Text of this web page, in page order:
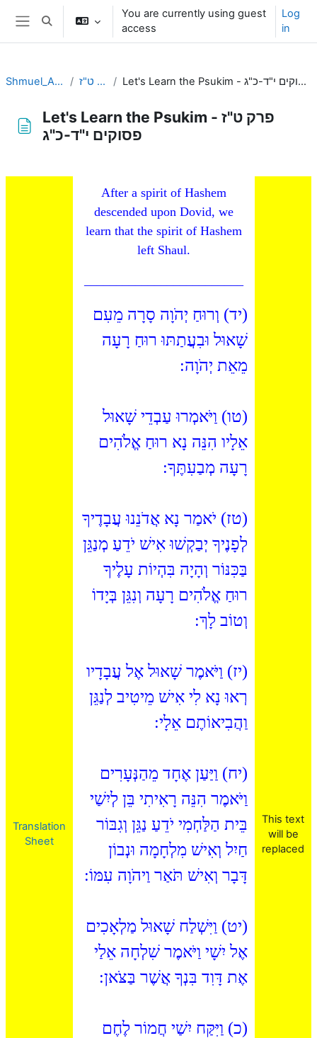
Skip to main content
Side panel
Toggle search input
You are currently using guest
access
Log
in
Shmuel_Aleph פרק ט"ז Let's Learn the Psukim - פרק ט"ז פסוקים י"ד-כ"ג
Let's Learn the Psukim - פרק ט"ז
פסוקים י"ד-כ"ג
Translation
Sheet
After a spirit of Hashem
descended upon Dovid, we
learn that the spirit of Hashem
left Shaul.
(יד) וְרוּחַ יְהֹוָה סָרָה מֵעִם
שָׁאוּל וּבִעֲתַתּוּ רוּחַ רָעָה
מֵאֵת יְהֹוָה:
(טו) וַיֹּאמְרוּ עַבְדֵי שָׁאוּל
אֵלָיו הִנֵּה נָא רוּחַ אֱלֹהִים
רָעָה מְבַעִתֶּךָ:
(טז) יֹאמַר נָא אֲדֹנֵנוּ עֲבָדֶיךָ
לְפָנֶיךָ יְבַקְשׁוּ אִישׁ יֹדֵעַ מְנַגֵּן
בַּכִּנּוֹר וְהָיָה בִּהְיוֹת עָלֶיךָ
רוּחַ אֱלֹהִים רָעָה וְנִגֵּן בְּיָדוֹ
וְטוֹב לָךְ:
(יז) וַיֹּאמֶר שָׁאוּל אֶל עֲבָדָיו
רְאוּ נָא לִי אִישׁ מֵיטִיב לְנַגֵּן
וַהֲבִיאוֹתֶם אֵלָי:
(יח) וַיַּעַן אֶחָד מֵהַנְּעָרִים
וַיֹּאמֶר הִנֵּה רָאִיתִי בֵּן לְיִשַׁי
בֵּית הַלַּחְמִי יֹדֵעַ נַגֵּן וְגִבּוֹר
חַיִל וְאִישׁ מִלְחָמָה וּנְבוֹן
דָּבָר וְאִישׁ תֹּאַר וַיהֹוָה עִמּוֹ:
(יט) וַיִּשְׁלַח שָׁאוּל מַלְאָכִים
אֶל יִשָׁי וַיֹּאמֶר שִׁלְחָה אֵלַי
אֶת דָּוִד בִּנְךָ אֲשֶׁר בַּצֹּאן:
(כ) וַיִּקַּח יִשַׁי חֲמוֹר לֶחֶם
This text
will be
replaced